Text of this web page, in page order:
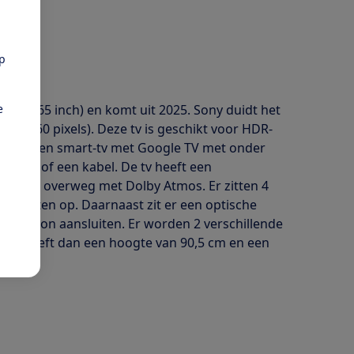
cm (65 inch) en komt uit 2025. Sony duidt het
2160 pixels). Deze tv is geschikt voor HDR-
is een smart-tv met Google TV met onder
wifi of een kabel. De tv heeft een
kan overweg met Dolby Atmos. Er zitten 4
poorten op. Daarnaast zit er een optische
aansluiten. Er worden 2 verschillende
heeft dan een hoogte van 90,5 cm en een